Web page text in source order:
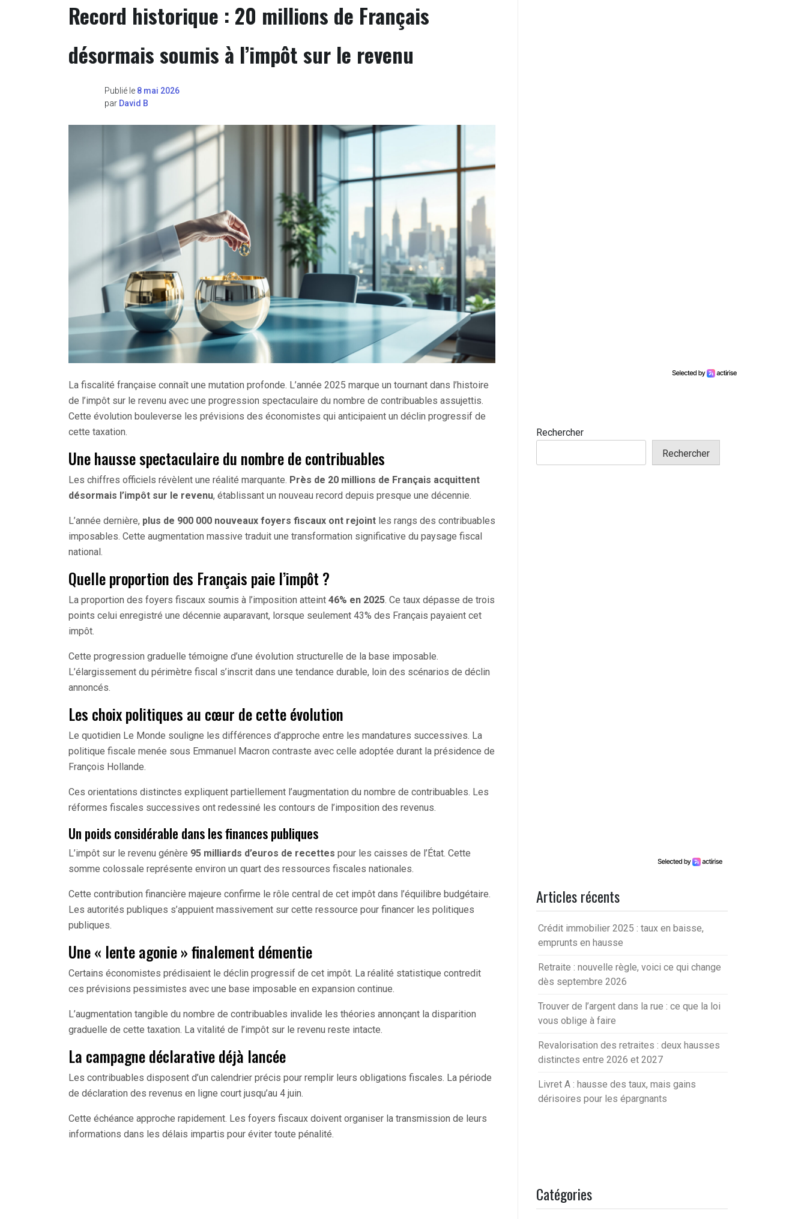
Record historique : 20 millions de Français
désormais soumis à l’impôt sur le revenu
Publié le 8 mai 2026
par David B
La fiscalité française connaît une mutation profonde. L’année 2025 marque un tournant dans l’histoire
de l’impôt sur le revenu avec une progression spectaculaire du nombre de contribuables assujettis.
Cette évolution bouleverse les prévisions des économistes qui anticipaient un déclin progressif de
cette taxation.
Une hausse spectaculaire du nombre de contribuables
Les chiffres officiels révèlent une réalité marquante. Près de 20 millions de Français acquittent
désormais l’impôt sur le revenu, établissant un nouveau record depuis presque une décennie.
L’année dernière, plus de 900 000 nouveaux foyers fiscaux ont rejoint les rangs des contribuables
imposables. Cette augmentation massive traduit une transformation significative du paysage fiscal
national.
Quelle proportion des Français paie l’impôt ?
La proportion des foyers fiscaux soumis à l’imposition atteint 46% en 2025. Ce taux dépasse de trois
points celui enregistré une décennie auparavant, lorsque seulement 43% des Français payaient cet
impôt.
Cette progression graduelle témoigne d’une évolution structurelle de la base imposable.
L’élargissement du périmètre fiscal s’inscrit dans une tendance durable, loin des scénarios de déclin
annoncés.
Les choix politiques au cœur de cette évolution
Le quotidien Le Monde souligne les différences d’approche entre les mandatures successives. La
politique fiscale menée sous Emmanuel Macron contraste avec celle adoptée durant la présidence de
François Hollande.
Ces orientations distinctes expliquent partiellement l’augmentation du nombre de contribuables. Les
réformes fiscales successives ont redessiné les contours de l’imposition des revenus.
Un poids considérable dans les finances publiques
L’impôt sur le revenu génère 95 milliards d’euros de recettes pour les caisses de l’État. Cette
somme colossale représente environ un quart des ressources fiscales nationales.
Cette contribution financière majeure confirme le rôle central de cet impôt dans l’équilibre budgétaire.
Les autorités publiques s’appuient massivement sur cette ressource pour financer les politiques
publiques.
Une « lente agonie » finalement démentie
Certains économistes prédisaient le déclin progressif de cet impôt. La réalité statistique contredit
ces prévisions pessimistes avec une base imposable en expansion continue.
L’augmentation tangible du nombre de contribuables invalide les théories annonçant la disparition
graduelle de cette taxation. La vitalité de l’impôt sur le revenu reste intacte.
La campagne déclarative déjà lancée
Les contribuables disposent d’un calendrier précis pour remplir leurs obligations fiscales. La période
de déclaration des revenus en ligne court jusqu’au 4 juin.
Cette échéance approche rapidement. Les foyers fiscaux doivent organiser la transmission de leurs
informations dans les délais impartis pour éviter toute pénalité.
Rechercher
Rechercher
Articles récents
Crédit immobilier 2025 : taux en baisse,
emprunts en hausse
Retraite : nouvelle règle, voici ce qui change
dès septembre 2026
Trouver de l’argent dans la rue : ce que la loi
vous oblige à faire
Revalorisation des retraites : deux hausses
distinctes entre 2026 et 2027
Livret A : hausse des taux, mais gains
dérisoires pour les épargnants
Catégories